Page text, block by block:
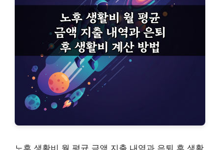
노후 생활비 월 평균 금액 지출 내역과 은퇴 후 생활